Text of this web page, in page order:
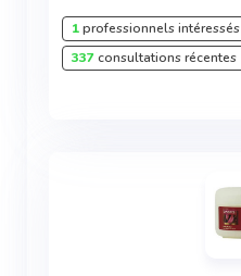
1professionnels intéressés
337consultations récentes